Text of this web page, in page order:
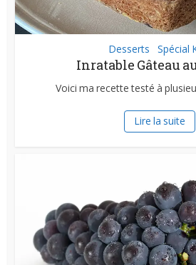
Desserts Spécial
Inratable Gâteau
Voici ma recette testé à
Lire la suite